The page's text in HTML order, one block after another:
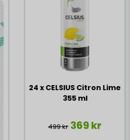
24 x CELSIUS Citron Lime
355 ml
499 kr 369 kr